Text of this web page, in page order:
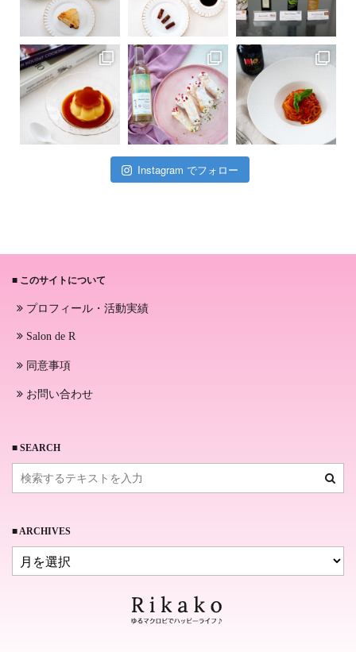
Instagram でフォロー
■ このサイトについて
プロフィール・活動実績
Salon de R
同意事項
お問い合わせ
■ SEARCH
■ ARCHIVES